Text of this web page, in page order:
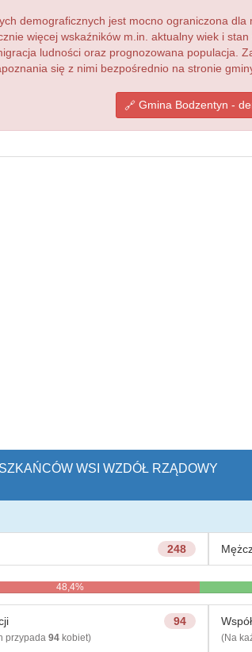
demograficznych jest mocno ograniczona dla
więcej wskaźników m.in. aktualny wiek i
ludności oraz prognozowana populacja.
się z nimi bezpośrednio na stronie
Gmina Bodzentyn -
WSI WZDÓŁ RZĄDOWY
248
48,4%
94
przypada 94kobiet) (Na